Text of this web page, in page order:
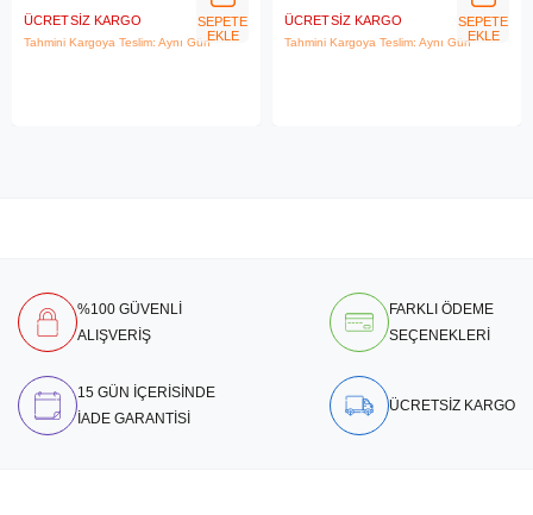
ÜCRETSIZ KARGO
Tahmini Kargoya Teslim: Aynı Gün
SEPETE
EKLE
ÜCRETSIZ KARGO
Tahmini Kargoya Teslim: Aynı Gün
SEPETE
EKLE
%100 GÜVENLİ
ALIŞVERİŞ
FARKLI ÖDEME
SEÇENEKLERİ
15 GÜN İÇERİSİNDE
İADE GARANTİSİ
ÜCRETSİZ KARGO